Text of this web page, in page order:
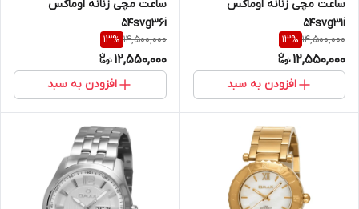
ساعت مچی زنانه اوماکس
54svg31i
14,500,000
13%
12,550,000
افزودن به سبد
ساعت مچی زنانه اوماکس
54svg36i
14,500,000
13%
12,550,000
افزودن به سبد